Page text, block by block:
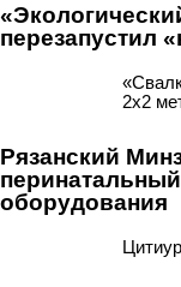
перезапустил
2х2
Рязанский
оборудования